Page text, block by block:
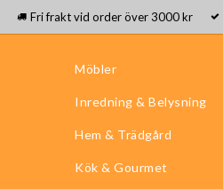
Fri frakt vid order över 3000 kr
Möbler
Inredning & Belysning
Hem & Trädgård
Kök & Gourmet